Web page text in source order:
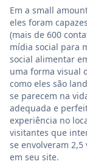
Em a small
eles foram
(mais de 600
mídia social para
social alimentar
uma forma visual
como eles são
se parecem na
adequada e
experiência no
visitantes que
se envolveram
em seu site.